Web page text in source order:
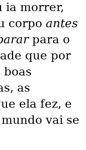
ia morrer,
corpo antes
para o
que por
boas
as
ela fez, e
vai se